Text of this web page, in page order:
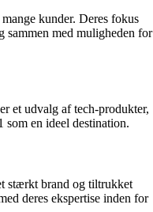
kunder. Deres fokus
sammen med muligheden for
et udvalg af tech-produkter,
en ideel destination.
stærkt brand og tiltrukket
deres ekspertise inden for